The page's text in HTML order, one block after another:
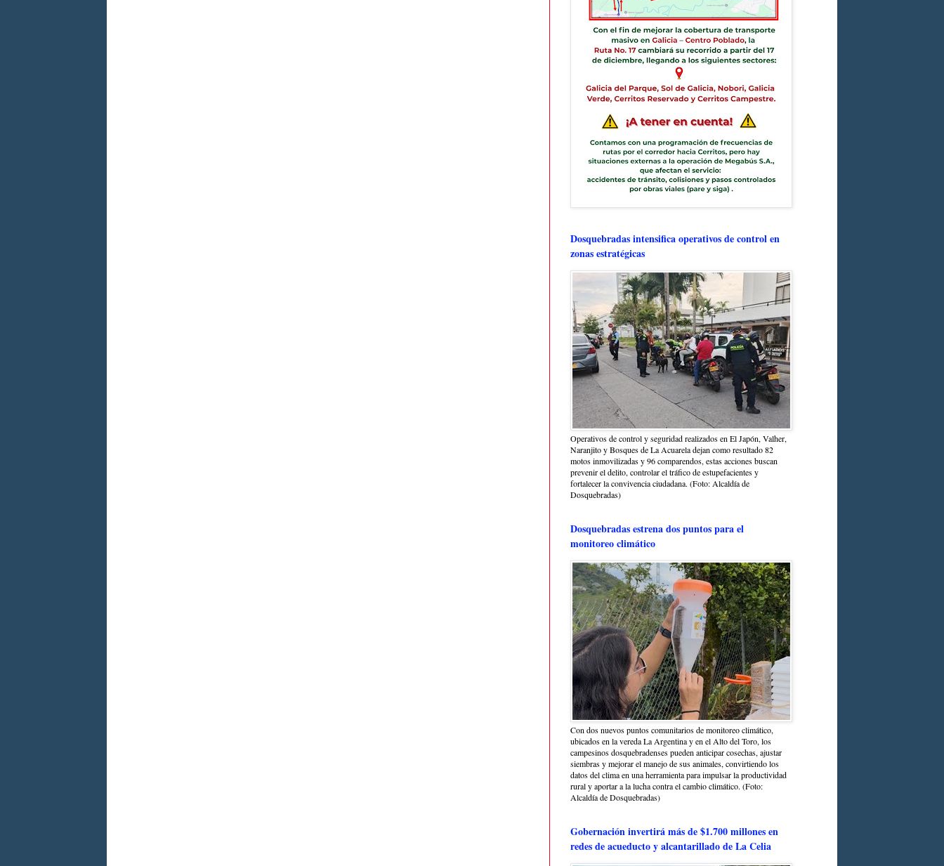
Dosquebradas intensifica operativos de control en
zonas estratégicas
Operativos de control y seguridad realizados en El Japón, Valher,
Naranjito y Bosques de La Acuarela dejan como resultado 82
motos inmovilizadas y 96 comparendos, estas acciones buscan
prevenir el delito, controlar el tráfico de estupefacientes y
fortalecer la convivencia ciudadana. (Foto: Alcaldía de
Dosquebradas)
Dosquebradas estrena dos puntos para el
monitoreo climático
Con dos nuevos puntos comunitarios de monitoreo climático,
ubicados en la vereda La Argentina y en el Alto del Toro, los
campesinos dosquebradenses pueden anticipar cosechas, ajustar
siembras y mejorar el manejo de sus animales, convirtiendo los
datos del clima en una herramienta para impulsar la productividad
rural y aportar a la lucha contra el cambio climático. (Foto:
Alcaldía de Dosquebradas)
Gobernación invertirá más de $1.700 millones en
redes de acueducto y alcantarillado de La Celia